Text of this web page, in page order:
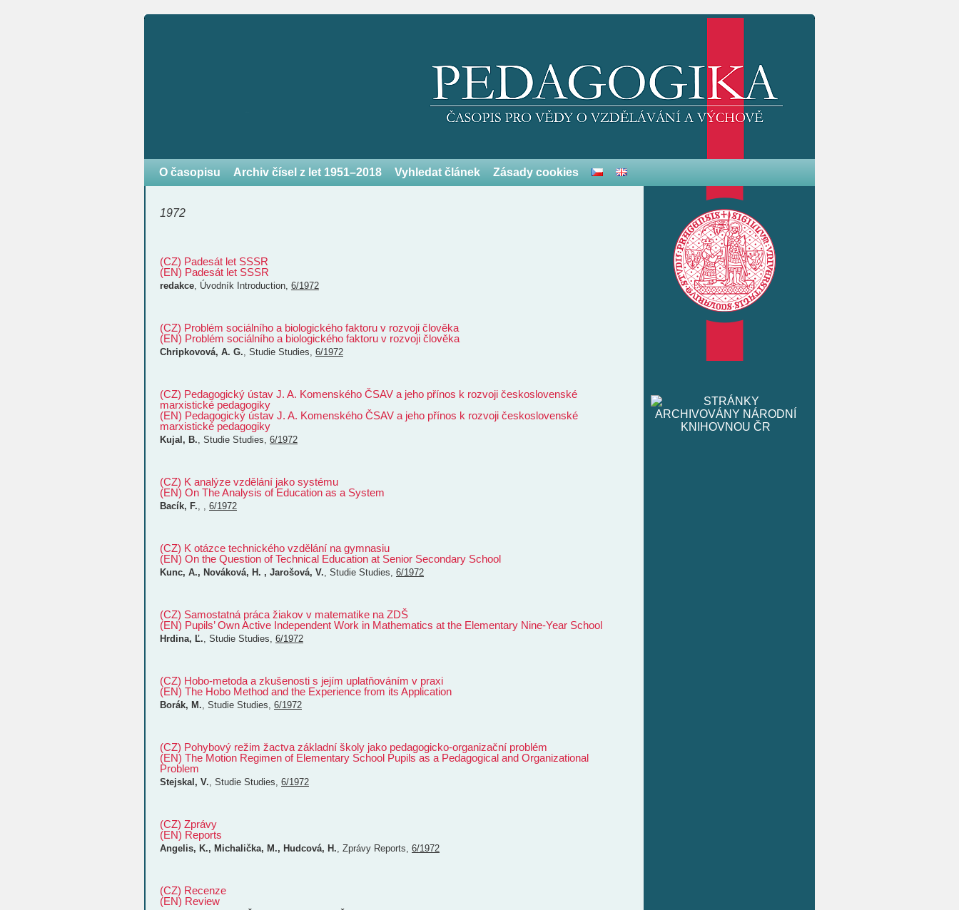
O časopisu Archiv čísel z let 1951–2018 Vyhledat článek Zásady cookies
1972
(CZ) Padesát let SSSR
(EN) Padesát let SSSR
redakce, Úvodník Introduction, 6/1972
(CZ) Problém sociálního a biologického faktoru v rozvoji člověka
(EN) Problém sociálního a biologického faktoru v rozvoji člověka
Chripkovová, A. G., Studie Studies, 6/1972
(CZ) Pedagogický ústav J. A. Komenského ČSAV a jeho přínos k rozvoji československé
marxistické pedagogiky
(EN) Pedagogický ústav J. A. Komenského ČSAV a jeho přínos k rozvoji československé
marxistické pedagogiky
Kujal, B., Studie Studies, 6/1972
(CZ) K analýze vzdělání jako systému
(EN) On The Analysis of Education as a System
Bacík, F., , 6/1972
(CZ) K otázce technického vzdělání na gymnasiu
(EN) On the Question of Technical Education at Senior Secondary School
Kunc, A., Nováková, H. , Jarošová, V., Studie Studies, 6/1972
(CZ) Samostatná práca žiakov v matematike na ZDŠ
(EN) Pupils’ Own Active Independent Work in Mathematics at the Elementary Nine-Year School
Hrdina, Ľ., Studie Studies, 6/1972
(CZ) Hobo-metoda a zkušenosti s jejím uplatňováním v praxi
(EN) The Hobo Method and the Experience from its Application
Borák, M., Studie Studies, 6/1972
(CZ) Pohybový režim žactva základní školy jako pedagogicko-organizační problém
(EN) The Motion Regimen of Elementary School Pupils as a Pedagogical and Organizational
Problem
Stejskal, V., Studie Studies, 6/1972
(CZ) Zprávy
(EN) Reports
Angelis, K., Michalička, M., Hudcová, H., Zprávy Reports, 6/1972
(CZ) Recenze
(EN) Review